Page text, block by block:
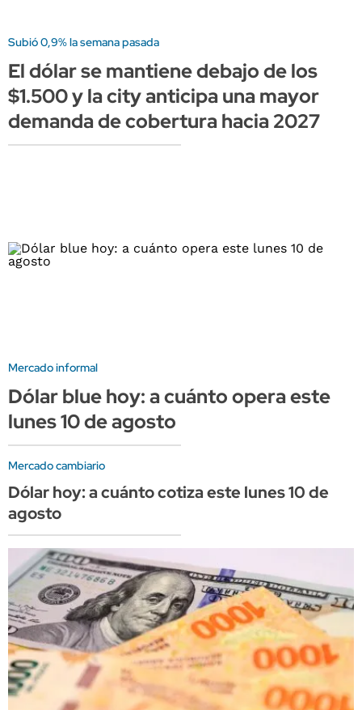
Subió 0,9% la semana pasada
El dólar se mantiene debajo de los
$1.500 y la city anticipa una mayor
demanda de cobertura hacia 2027
Mercado informal
Dólar blue hoy: a cuánto opera este
lunes 10 de agosto
Mercado cambiario
Dólar hoy: a cuánto cotiza este lunes 10 de
agosto